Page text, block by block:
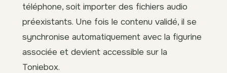
téléphone, soit importer des fichiers audio
préexistants. Une fois le contenu validé, il se
synchronise automatiquement avec la figurine
associée et devient accessible sur la
Toniebox.